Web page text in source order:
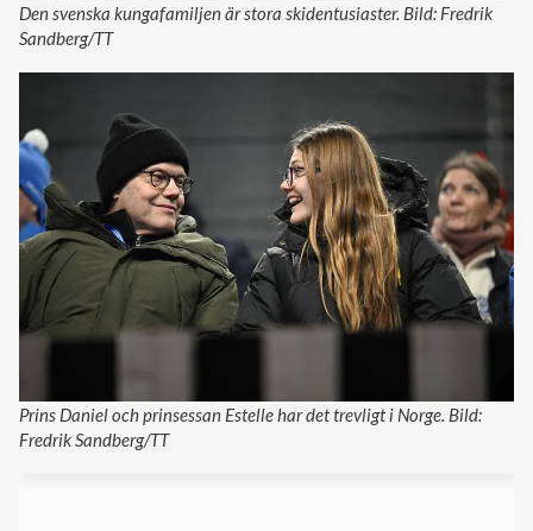
Den svenska kungafamiljen är stora skidentusiaster. Bild: Fredrik
Sandberg/TT
Prins Daniel och prinsessan Estelle har det trevligt i Norge. Bild:
Fredrik Sandberg/TT